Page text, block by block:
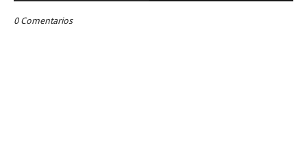
0 Comentarios